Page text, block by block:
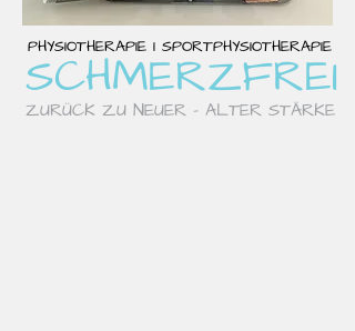
PHYSIOTHERAPIE I SPORTPHYSIOTHERAPIE
SCHMERZFREI
ZURÜCK ZU NEUER - ALTER STÄRKE